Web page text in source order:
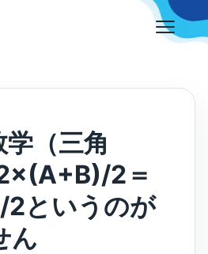
学（三角
2＝
というのが
ん